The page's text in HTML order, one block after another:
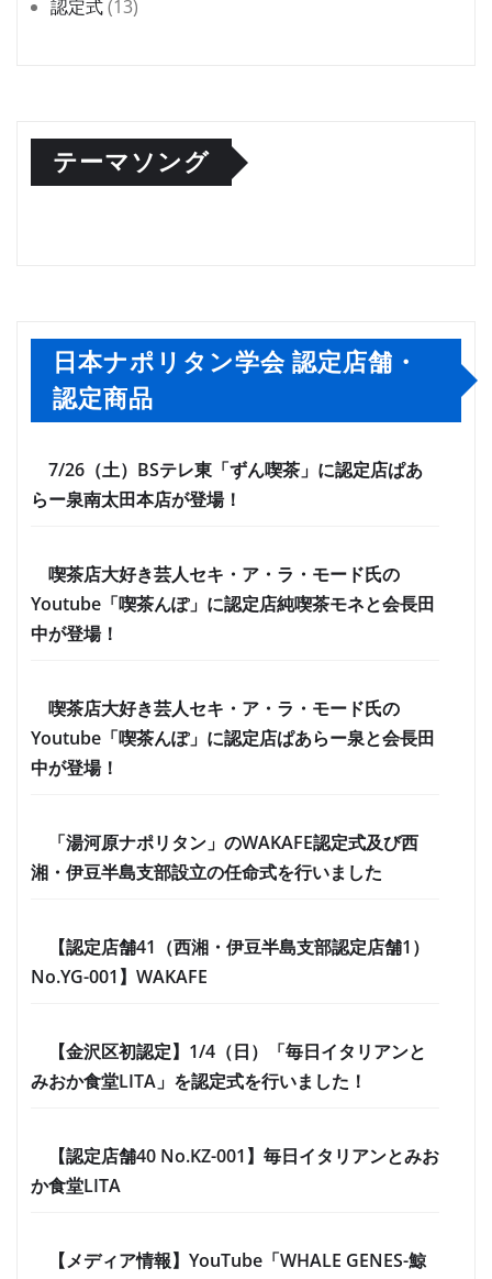
認定式(13)
テーマソング
日本ナポリタン学会 認定店舗・
認定商品
7/26（土）BSテレ東「ずん喫茶」に認定店ぱあ
らー泉南太田本店が登場！
喫茶店大好き芸人セキ・ア・ラ・モード氏の
Youtube「喫茶んぽ」に認定店純喫茶モネと会長田
中が登場！
喫茶店大好き芸人セキ・ア・ラ・モード氏の
Youtube「喫茶んぽ」に認定店ぱあらー泉と会長田
中が登場！
「湯河原ナポリタン」のWAKAFE認定式及び西
湘・伊豆半島支部設立の任命式を行いました
【認定店舗41（西湘・伊豆半島支部認定店舗1）
No.YG-001】WAKAFE
【金沢区初認定】1/4（日）「毎日イタリアンと
みおか食堂LITA」を認定式を行いました！
【認定店舗40 No.KZ-001】毎日イタリアンとみお
か食堂LITA
【メディア情報】YouTube「WHALE GENES-鯨